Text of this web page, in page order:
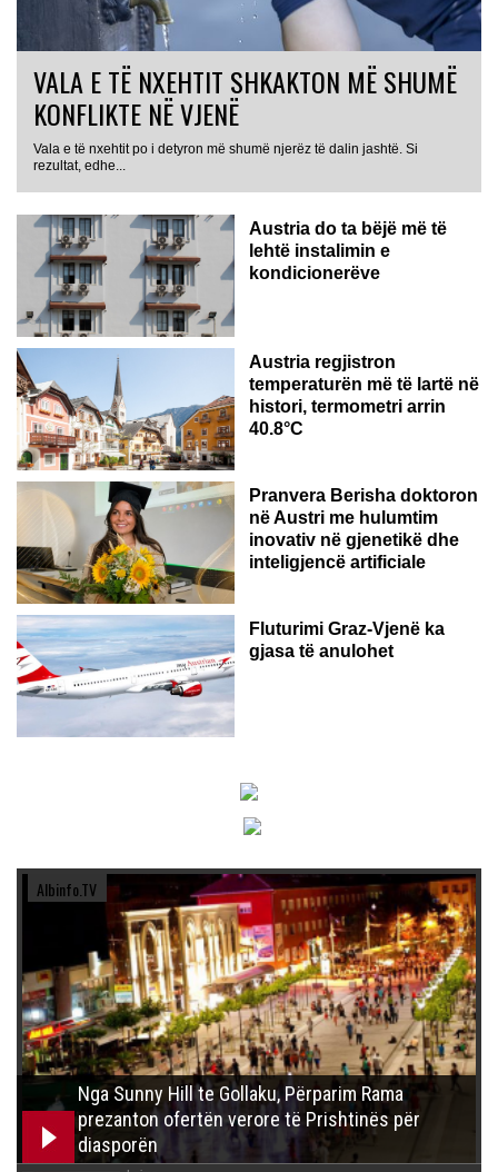
VALA E TË NXEHTIT SHKAKTON MË SHUMË
KONFLIKTE NË VJENË
Vala e të nxehtit po i detyron më shumë njerëz të dalin jashtë. Si
rezultat, edhe...
Austria do ta bëjë më të
lehtë instalimin e
kondicionerëve
Austria regjistron
temperaturën më të lartë në
histori, termometri arrin
40.8°C
AUSTRI
Pranvera Berisha doktoron
në Austri me hulumtim
inovativ në gjenetikë dhe
inteligjencë artificiale
Fluturimi Graz-Vjenë ka
gjasa të anulohet
Albinfo.TV
Nga Sunny Hill te Gollaku, Përparim Rama
prezanton ofertën verore të Prishtinës për
diasporën